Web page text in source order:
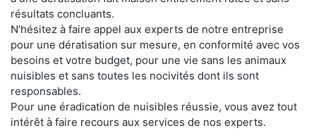
résultats concluants.
N'hésitez à faire appel aux experts de notre entreprise
pour une dératisation sur mesure, en conformité avec vos
besoins et votre budget, pour une vie sans les animaux
nuisibles et sans toutes les nocivités dont ils sont
responsables.
Pour une éradication de nuisibles réussie, vous avez tout
intérêt à faire recours aux services de nos experts.